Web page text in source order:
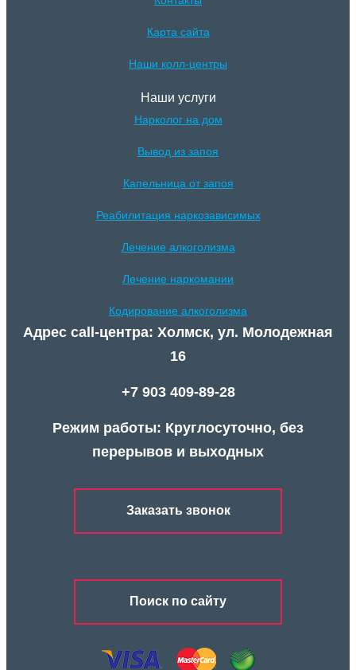
Карта сайта
Наши колл-центры
Наши услуги
Нарколог на дом
Вывод из запоя
Капельница от запоя
Реабилитация наркозависимых
Лечение алкоголизма
Лечение наркомании
Кодирование алкоголизма
Адрес call-центра: Холмск, ул. Молодежная
16
+7 903 409-89-28
Режим работы: Круглосуточно, без
перерывов и выходных
Заказать звонок
Поиск по сайту